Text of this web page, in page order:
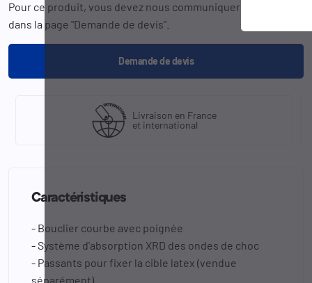
Pour ce produit, vous devez nous communiquer la
dans la page "Demande de devis".
Demande de devis
Livraison en France
et international
Caractéristiques
- Bouclier courbe avec poignée
- Système d'absorption XRD des ondes de choc
- Passants pour fixer la cible latex (vendue
séparément)